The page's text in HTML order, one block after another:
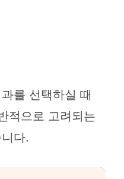
를 선택하실 때
적으로 고려되는
다.